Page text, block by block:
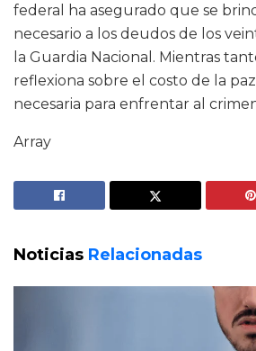
federal ha asegurado que se
necesario a los deudos de los
la Guardia Nacional. Mientras
reflexiona sobre el costo de la
necesaria para enfrentar al
Array
Noticias Relacionadas